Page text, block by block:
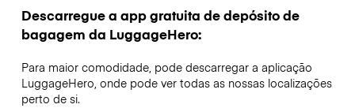
Descarregue a app gratuita de depósito de
bagagem da LuggageHero:
Para maior comodidade, pode descarregar a aplicação
LuggageHero, onde pode ver todas as nossas localizações
perto de si.